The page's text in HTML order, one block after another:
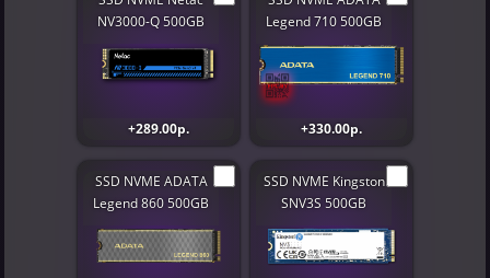
NV3000-Q 500GB
+289.00р.
Legend 710 500GB
+330.00р.
SSD NVME ADATA
Legend 860 500GB
SSD NVME Kingston
SNV3S 500GB